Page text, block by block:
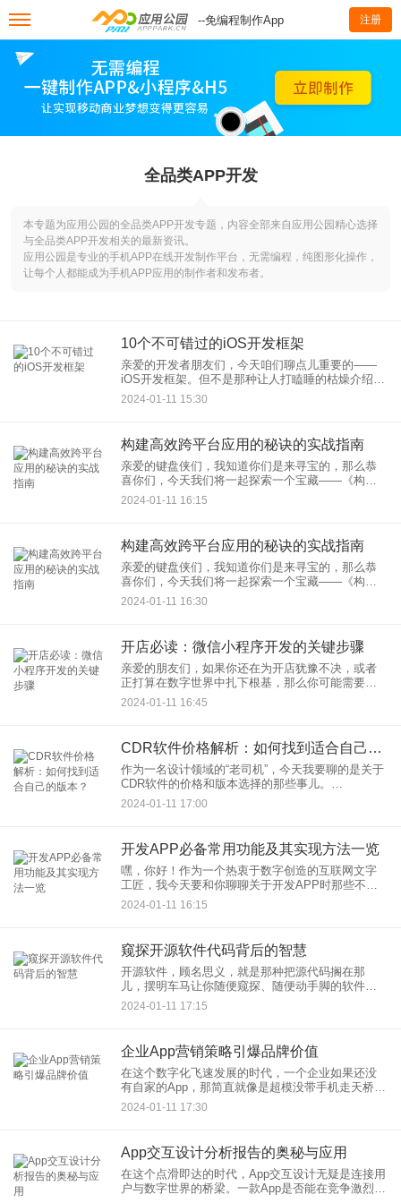
--免编程制作App 注册
全品类APP开发
本专题为应用公园的全品类APP开发专题，内容全部来自应用公园精心选择
与全品类APP开发相关的最新资讯。
应用公园是专业的手机APP在线开发制作平台，无需编程，纯图形化操作，
让每个人都能成为手机APP应用的制作者和发布者。
10个不可错过的iOS开发框架
亲爱的开发者朋友们，今天咱们聊点儿重要的——
iOS开发框架。但不是那种让人打瞌睡的枯燥介绍，
而是10个不可错过的、让你的App如虎添翼的iOS开
发框架推荐。拿起你的MacBook，启动Xcode，准
2024-01-11 15:30
构建高效跨平台应用的秘诀的实战指南
亲爱的键盘侠们，我知道你们是来寻宝的，那么恭
喜你们，今天我们将一起探索一个宝藏——《构建
高效跨平台应用的秘诀实战指南》。就像找到了一
张藏宝图，我们将揭秘那些让开发者们夜不能寐的
2024-01-11 16:15
构建高效跨平台应用的秘诀的实战指南
亲爱的键盘侠们，我知道你们是来寻宝的，那么恭
喜你们，今天我们将一起探索一个宝藏——《构建
高效跨平台应用的秘诀实战指南》。就像找到了一
张藏宝图，我们将揭秘那些让开发者们夜不能寐的
2024-01-11 16:30
开店必读：微信小程序开发的关键步骤
亲爱的朋友们，如果你还在为开店犹豫不决，或者
正打算在数字世界中扎下根基，那么你可能需要关
注一下这个神奇的东西——开店必读：微信小程
序。是的，今天我要跟大家聊聊微信小程序开发的
2024-01-11 16:45
CDR软件价格解析：如何找到适合自己的版本？
作为一名设计领域的“老司机”，今天我要聊的是关于
CDR软件的价格和版本选择的那些事儿。
CorelDRAW（简称CDR）作为图形设计界的一款重
量级软件，它的强大功能和用户友好的界面早已赢
2024-01-11 17:00
开发APP必备常用功能及其实现方法一览
嘿，你好！作为一个热衷于数字创造的互联网文字
工匠，我今天要和你聊聊关于开发APP时那些不可
或缺的小玩意儿——也就是APP的常用功能，以及
2024-01-11 16:15
窥探开源软件代码背后的智慧
开源软件，顾名思义，就是那种把源代码搁在那
儿，摆明车马让你随便窥探、随便动手脚的软件。
你可能会想：“开源软件，听起来就像是在高速公路
边免费开放的自助餐厅，难道不会有人把菜吃光、
2024-01-11 17:15
企业App营销策略引爆品牌价值
在这个数字化飞速发展的时代，一个企业如果还没
有自家的App，那简直就像是超模没带手机走天桥
——在时尚前沿中迷失方向。作为一名专业的互联
网文章作者，我来聊聊如何使用企业App的营销策略
2024-01-11 17:30
App交互设计分析报告的奥秘与应用
在这个点滑即达的时代，App交互设计无疑是连接用
户与数字世界的桥梁。一款App是否能在竞争激烈的